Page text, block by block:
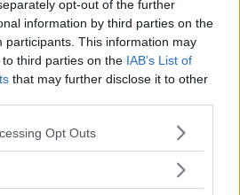
opt-out of the further
information by third parties on the
participants. This information may
third parties on the IAB’s List of
that may further disclose it to other
app uses one or more Google
usage behaviour. You may click to
Opt Outs
GM av publiciteten om